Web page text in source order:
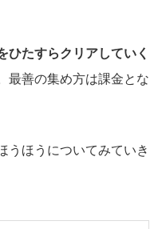
ひたすらクリアしていく
最善の集め方は課金とな
うほうについてみていき